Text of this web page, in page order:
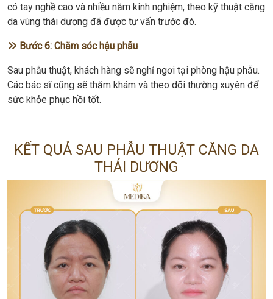
có tay nghề cao và nhiều năm kinh nghiệm, theo kỹ thuật căng
da vùng thái dương đã được tư vấn trước đó.
Bước 6: Chăm sóc hậu phẫu
Sau phẫu thuật, khách hàng sẽ nghỉ ngơi tại phòng hậu phẫu.
Các bác sĩ cũng sẽ thăm khám và theo dõi thường xuyên để
sức khỏe phục hồi tốt.
KẾT QUẢ SAU PHẪU THUẬT CĂNG DA
THÁI DƯƠNG